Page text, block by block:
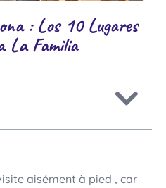
: Los 10 Lugares
La Familia
aisément à pied , car